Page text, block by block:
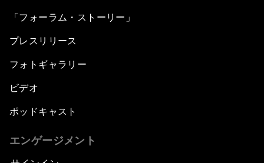
「フォーラム・ストーリー」
プレスリリース
フォトギャラリー
ビデオ
ポッドキャスト
エンゲージメント